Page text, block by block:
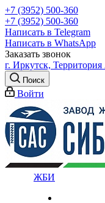
+7 (3952) 500-360
+7 (3952) 500-360
Написать в Telegram
Написать в WhatsApp
Заказать звонок
г. Иркутск,
Поиск
Войти
ЖБИ